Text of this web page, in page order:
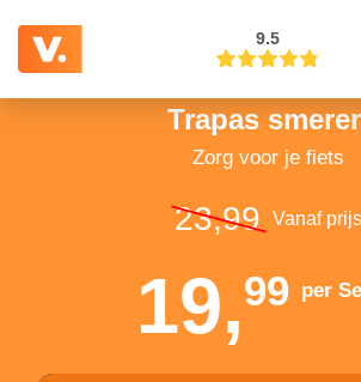
9.5
Trapas
Zorg voor je fiets
23,99 Vanaf prijs
19,99per